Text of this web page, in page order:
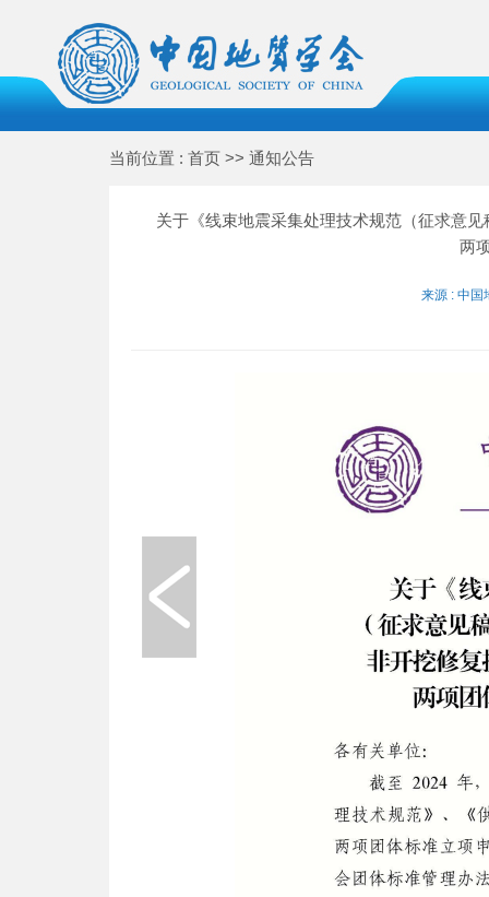
当前位置 : 首页 >> 通知公告
关于《线束地震采集处理技术规范（征求意
两
来源 : 中